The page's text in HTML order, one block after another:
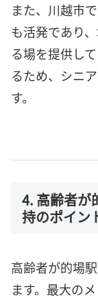
また、川越市
も活発であり
る場を提供し
るため、シニ
す。
4. 高齢者が
持のポイン
高齢者が的場
ます。最大の